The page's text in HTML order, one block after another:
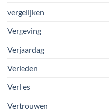
vergelijken
Vergeving
Verjaardag
Verleden
Verlies
Vertrouwen